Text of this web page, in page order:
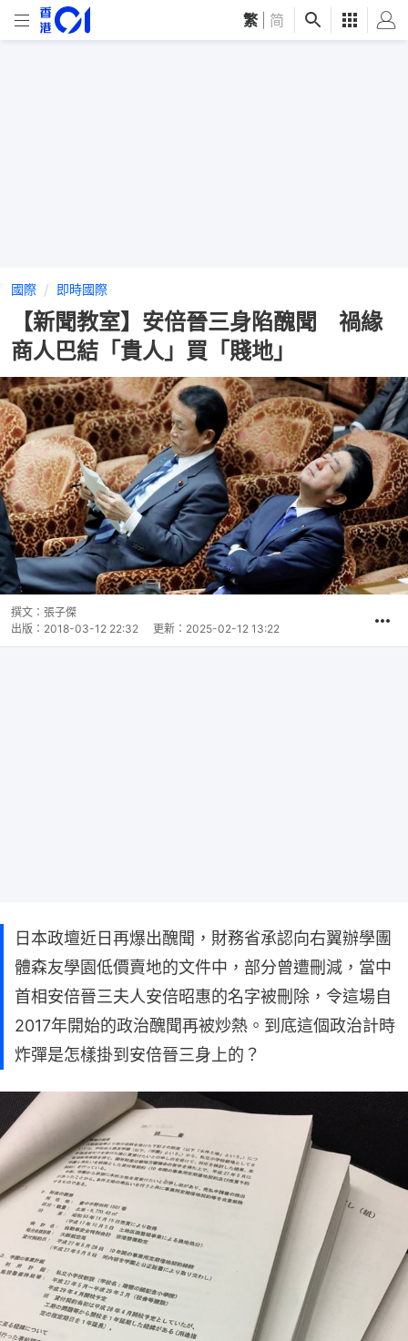
繁 简
國際 即時國際
【新聞教室】安倍晉三身陷醜聞 禍緣
商人巴結「貴人」買「賤地」
撰文： 張子傑
出版： 2018-03-12 22:32 更新： 2025-02-12 13:22
日本政壇近日再爆出醜聞，財務省承認向右翼辦學團
體森友學園低價賣地的文件中，部分曾遭刪減，當中
首相安倍晉三夫人安倍昭惠的名字被刪除，令這場自
2017年開始的政治醜聞再被炒熱。到底這個政治計時
炸彈是怎樣掛到安倍晉三身上的？